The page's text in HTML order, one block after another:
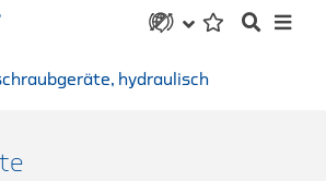
hydraulisch